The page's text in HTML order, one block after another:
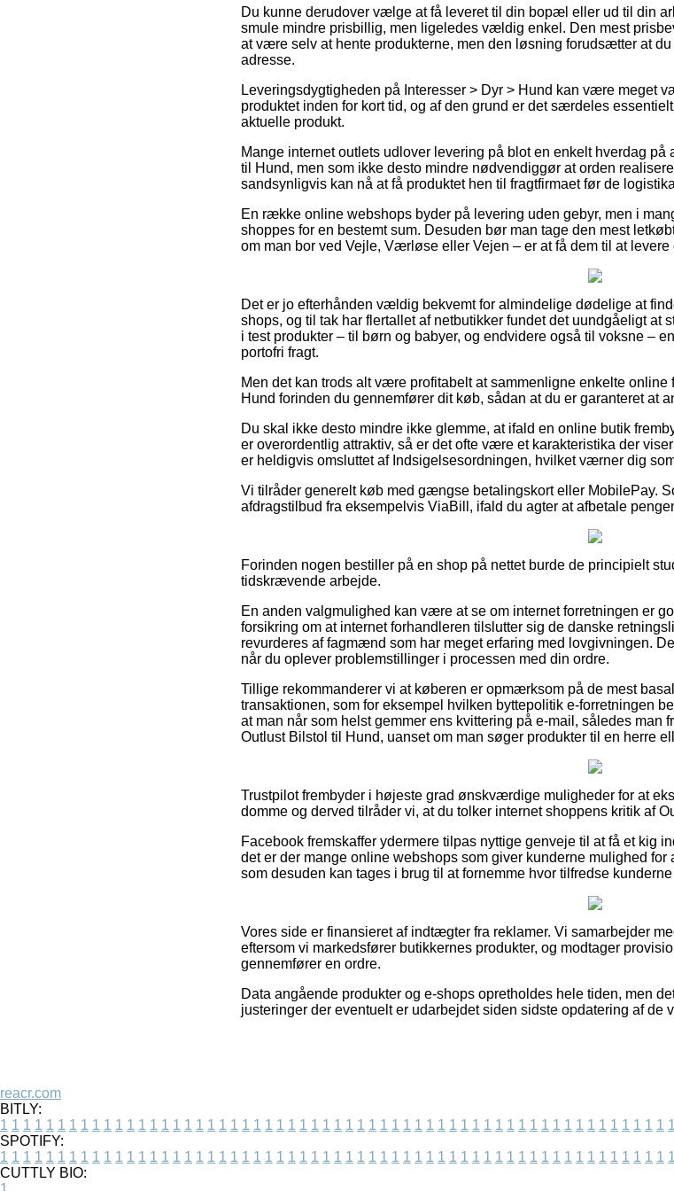
Du kunne derudover vælge at få leveret til din bopæl eller ud til din
smule mindre prisbillig, men ligeledes vældig enkel. Den mest
at være selv at hente produkterne, men den løsning forudsætter at
adresse.
Leveringsdygtigheden på Interesser > Dyr > Hund kan være meget
produktet inden for kort tid, og af den grund er det særdeles
aktuelle produkt.
Mange internet outlets udlover levering på blot en enkelt hverdag
til Hund, men som ikke desto mindre nødvendiggør at orden
sandsynligvis kan nå at få produktet hen til fragtfirmaet før de
En række online webshops byder på levering uden gebyr, men i
shoppes for en bestemt sum. Desuden bør man tage den mest
om man bor ved Vejle, Værløse eller Vejen – er at få dem til at
Det er jo efterhånden vældig bekvemt for almindelige dødelige at
shops, og til tak har flertallet af netbutikker fundet det uundgåeligt at
i test produkter – til børn og babyer, og endvidere også til voksne –
portofri fragt.
Men det kan trods alt være profitabelt at sammenligne enkelte online
Hund forinden du gennemfører dit køb, sådan at du er garanteret at
Du skal ikke desto mindre ikke glemme, at ifald en online butik
er overordentlig attraktiv, så er det ofte være et karakteristika der
er heldigvis omsluttet af Indsigelsesordningen, hvilket værner dig
Vi tilråder generelt køb med gængse betalingskort eller MobilePay.
afdragstilbud fra eksempelvis ViaBill, ifald du agter at afbetale
Forinden nogen bestiller på en shop på nettet burde de principielt
tidskrævende arbejde.
En anden valgmulighed kan være at se om internet forretningen er
forsikring om at internet forhandleren tilslutter sig de danske
revurderes af fagmænd som har meget erfaring med lovgivningen.
når du oplever problemstillinger i processen med din ordre.
Tillige rekommanderer vi at køberen er opmærksom på de mest
transaktionen, som for eksempel hvilken byttepolitik e-forretningen
at man når som helst gemmer ens kvittering på e-mail, således man
Outlust Bilstol til Hund, uanset om man søger produkter til en herre
Trustpilot frembyder i højeste grad ønskværdige muligheder for at
domme og derved tilråder vi, at du tolker internet shoppens kritik af
Facebook fremskaffer ydermere tilpas nyttige genveje til at få et kig
det er der mange online webshops som giver kunderne mulighed
som desuden kan tages i brug til at fornemme hvor tilfredse kunderne
Vores side er finansieret af indtægter fra reklamer. Vi samarbejder
eftersom vi markedsfører butikkernes produkter, og modtager
gennemfører en ordre.
Data angående produkter og e-shops opretholdes hele tiden, men
justeringer der eventuelt er udarbejdet siden sidste opdatering af de
reacr.com
BITLY:
1 1 1 1 1 1 1 1 1 1 1 1 1 1 1 1 1 1 1 1 1 1 1 1 1 1 1 1 1 1 1 1 1 1 1 1 1 1 1 1 1 1 1 1 1 1 1 1 1 1 1 1 1 1 1 1 1 1 1
SPOTIFY:
1 1 1 1 1 1 1 1 1 1 1 1 1 1 1 1 1 1 1 1 1 1 1 1 1 1 1 1 1 1 1 1 1 1 1 1 1 1 1 1 1 1 1 1 1 1 1 1 1 1 1 1 1 1 1 1 1 1 1
CUTTLY BIO: